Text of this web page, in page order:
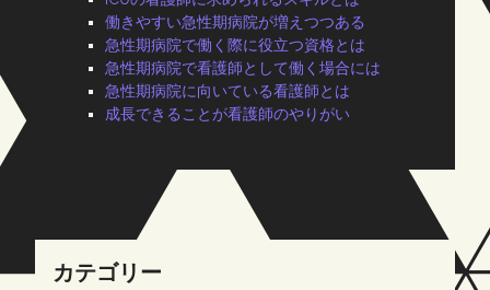
働きやすい急性期病院が増えつつある
急性期病院で働く際に役立つ資格とは
急性期病院で看護師として働く場合には
急性期病院に向いている看護師とは
成長できることが看護師のやりがい
カテゴリー